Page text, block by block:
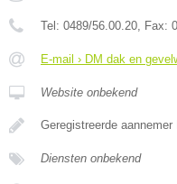
Tel: 0489/56.00.20 , Fax:
E-mail › DM dak en
Website onbekend
Geregistreerde aannemer
Diensten onbekend